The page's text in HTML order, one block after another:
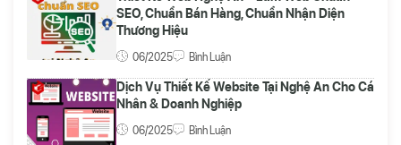
SEO, Chuẩn Bán Hàng, Chuẩn Nhận Diện
Thương Hiệu
06/2025 Bình Luận
Dịch Vụ Thiết Kế Website Tại Nghệ An Cho Cá
Nhân & Doanh Nghiệp
06/2025 Bình Luận